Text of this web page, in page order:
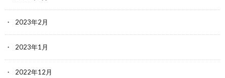
2023年2月
2023年1月
2022年12月